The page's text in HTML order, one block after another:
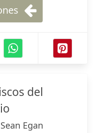
del
Sean Egan